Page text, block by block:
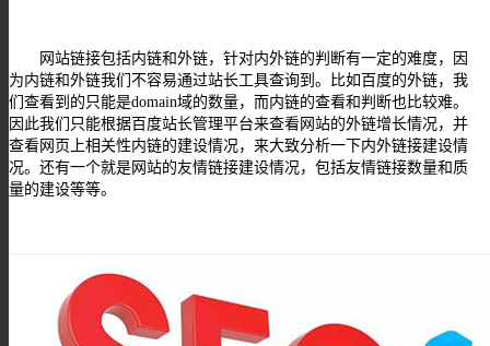
网站链接包括内链和外链，针对内外链的判断有一定的难度，因
为内链和外链我们不容易通过站长工具查询到。比如百度的外链，我
们查看到的只能是domain域的数量，而内链的查看和判断也比较难。
因此我们只能根据百度站长管理平台来查看网站的外链增长情况，并
查看网页上相关性内链的建设情况，来大致分析一下内外链接建设情
况。还有一个就是网站的友情链接建设情况，包括友情链接数量和质
量的建设等等。